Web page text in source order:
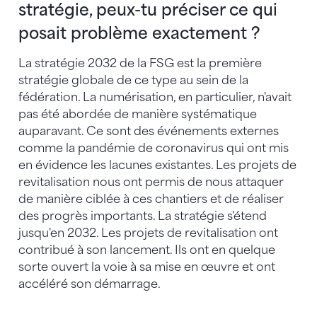
stratégie, peux-tu préciser ce qui
posait problème exactement ?
La stratégie 2032 de la FSG est la première
stratégie globale de ce type au sein de la
fédération. La numérisation, en particulier, n'avait
pas été abordée de manière systématique
auparavant. Ce sont des événements externes
comme la pandémie de coronavirus qui ont mis
en évidence les lacunes existantes. Les projets de
revitalisation nous ont permis de nous attaquer
de manière ciblée à ces chantiers et de réaliser
des progrès importants. La stratégie s'étend
jusqu'en 2032. Les projets de revitalisation ont
contribué à son lancement. Ils ont en quelque
sorte ouvert la voie à sa mise en œuvre et ont
accéléré son démarrage.